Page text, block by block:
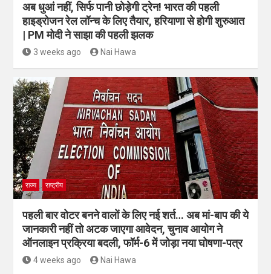
अब धुआं नहीं, सिर्फ पानी छोड़ेगी ट्रेन! भारत की पहली
हाइड्रोजन रेल लॉन्च के लिए तैयार, हरियाणा से होगी शुरुआत
| PM मोदी ने साझा की पहली झलक
3 weeks ago Nai Hawa
राज्य राष्ट्रीय
पहली बार वोटर बनने वालों के लिए नई शर्त… अब मां-बाप की ये
जानकारी नहीं तो अटक जाएगा आवेदन, चुनाव आयोग ने
ऑनलाइन प्रक्रिया बदली, फॉर्म-6 में जोड़ा नया घोषणा-पत्र
4 weeks ago Nai Hawa